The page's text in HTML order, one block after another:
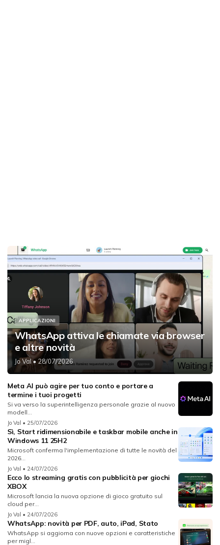
APPLICAZIONI
WhatsApp attiva le chiamate via browser
e altre novità
Jo Val• 28/07/2026
Meta AI può agire per tuo conto e portare a
termine i tuoi progetti
Si va verso la superintelligenza personale grazie al nuovo
modell...
Jo Val • 25/07/2026
Sì, Start ridimensionabile e taskbar mobile anche in
Windows 11 25H2
Microsoft conferma l'implementazione di tutte le novità del
2026...
Jo Val • 24/07/2026
Ecco lo streaming gratis con pubblicità per giochi
XBOX
Microsoft lancia la nuova opzione di gioco gratuito sul
cloud per...
Jo Val • 24/07/2026
WhatsApp: novità per PDF, auto, iPad, Stato
WhatsApp si aggiorna con nuove opzioni e caratteristiche
per migl...